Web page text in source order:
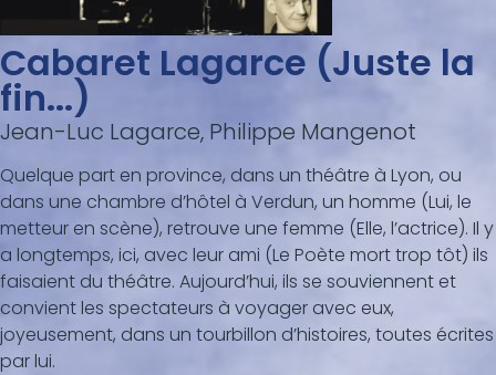
Cabaret Lagarce (Juste la
fin...)
Jean-Luc Lagarce, Philippe Mangenot
Quelque part en province, dans un théâtre à Lyon, ou
dans une chambre d’hôtel à Verdun, un homme (Lui, le
metteur en scène), retrouve une femme (Elle, l’actrice). Il y
a longtemps, ici, avec leur ami (Le Poète mort trop tôt) ils
faisaient du théâtre. Aujourd’hui, ils se souviennent et
convient les spectateurs à voyager avec eux,
joyeusement, dans un tourbillon d’histoires, toutes écrites
par lui.